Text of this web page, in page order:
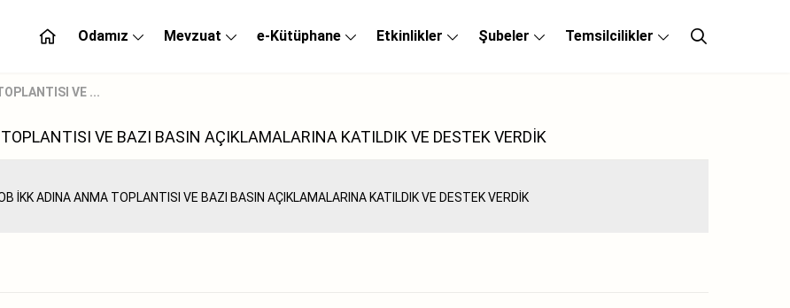
Odamız Mevzuat e-Kütüphane Etkinlikler Şubeler Temsilcilikler
VE ...
VE BAZI BASIN AÇIKLAMALARINA KATILDIK VE DESTEK VERDİK